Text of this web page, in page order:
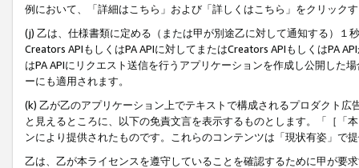
例において、「詳細はこちら」および「詳しくはこちら」をクリック
(j) 乙は、仕様書類に定める（または甲が別途乙に対して通知する）
Creators APIもしくはPA APIに対してまたはCreators APIもしくはPA
はPA APIにリクエスト送信を行うアプリケーションを作成し公開した
ーにも適用されます。
(k) 乙が乙のアプリケーション上でテキストで構成されるプロダクト
と見えるところに、以下の免責文言を表示するものとします。「［「
ンにより提供されたものです。これらのコンテンツは「現状有姿」で
乙は、乙が本ライセンスを遵守していることを確認するために甲が要